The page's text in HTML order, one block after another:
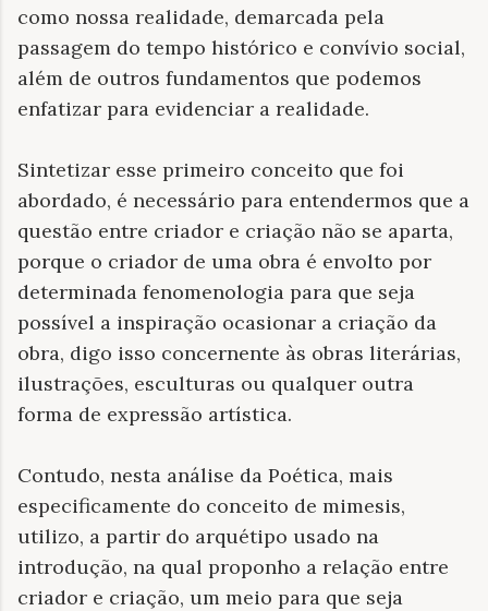
como nossa realidade, demarcada pela
passagem do tempo histórico e convívio social,
além de outros fundamentos que podemos
enfatizar para evidenciar a realidade.
Sintetizar esse primeiro conceito que foi
abordado, é necessário para entendermos que a
questão entre criador e criação não se aparta,
porque o criador de uma obra é envolto por
determinada fenomenologia para que seja
possível a inspiração ocasionar a criação da
obra, digo isso concernente às obras literárias,
ilustrações, esculturas ou qualquer outra
forma de expressão artística.
Contudo, nesta análise da Poética, mais
especificamente do conceito de mimesis,
utilizo, a partir do arquétipo usado na
introdução, na qual proponho a relação entre
criador e criação, um meio para que seja